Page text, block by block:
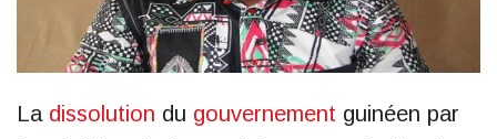
La dissolution du gouvernement guinéen par